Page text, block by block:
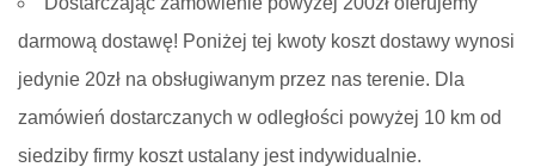
darmową dostawę! Poniżej tej kwoty koszt dostawy wynosi
jedynie 20zł na obsługiwanym przez nas terenie. Dla
zamówień dostarczanych w odległości powyżej 10 km od
siedziby firmy koszt ustalany jest indywidualnie.